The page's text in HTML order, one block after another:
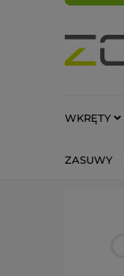
WKRĘTY
ZASUWY